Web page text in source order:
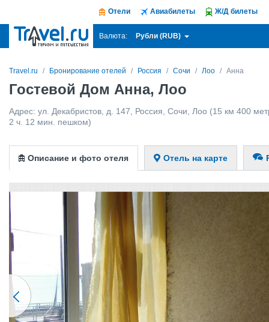
Отели Авиабилеты Ж/Д билеты
Валюта: Рубли (RUB)
Travel.ru Бронирование отелей Россия Сочи Лоо Анна
Гостевой Дом Анна, Лоо
Адрес: ул. Декабристов, д. 147 Россия Сочи Лоо (15 км 400
2 ч. 12 мин. пешком)
Описание и фото отеля Отель на карте